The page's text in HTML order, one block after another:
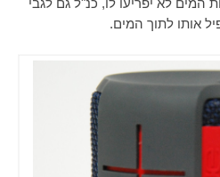
המים לא יפריעו לו, כנ"ל גם לגבי
אותו לתוך המים.